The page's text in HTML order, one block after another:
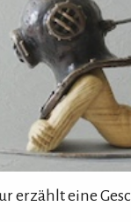
erzählt eine